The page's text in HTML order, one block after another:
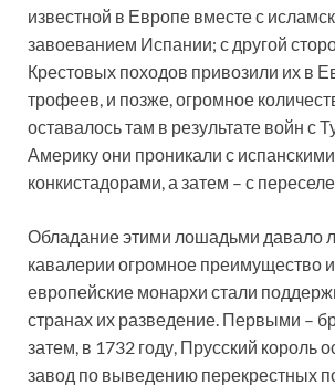
известной в Европе вместе с
завоеванием Испании; с другой
Крестовых походов привозили их в
трофеев, и позже, огромное
оставалось там в результате войн с
Америку они проникали с испанскими
конкистадорами, а затем – с
Обладание этими лошадьми давало
кавалерии огромное преимущество и
европейские монархи стали
странах их разведение. Первыми –
затем, в 1732 году, Прусский король
завод по выведению перекрестных